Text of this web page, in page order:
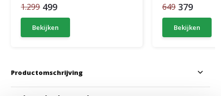
1.299 499
Bekijken
649 379
Bekijken
Productomschrijving